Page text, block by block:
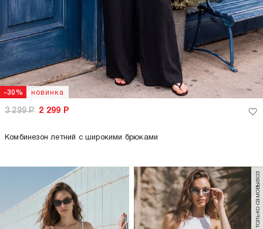
-30% новинка
3 299Р 2 299 Р
Комбинезон летний с широкими брюками
только самовывоз